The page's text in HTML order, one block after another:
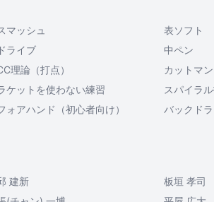
マッシュ
表ソフト
ライブ
中ペン
理論（打点）
カットマン
ケットを使わない練習
スパイラ
ォアハンド（初心者向け）
バックド
建新
板垣 孝司